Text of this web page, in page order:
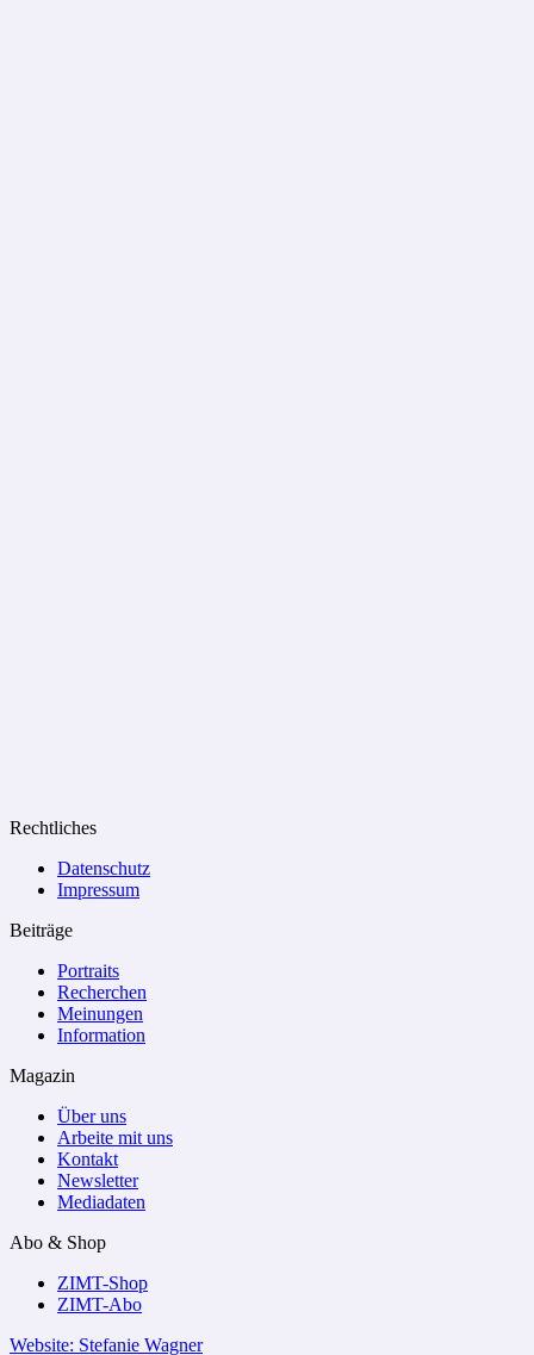
Rechtliches
Datenschutz
Impressum
Beiträge
Portraits
Recherchen
Meinungen
Information
Magazin
Über uns
Arbeite mit uns
Kontakt
Newsletter
Mediadaten
Abo & Shop
ZIMT-Shop
ZIMT-Abo
Website: Stefanie Wagner